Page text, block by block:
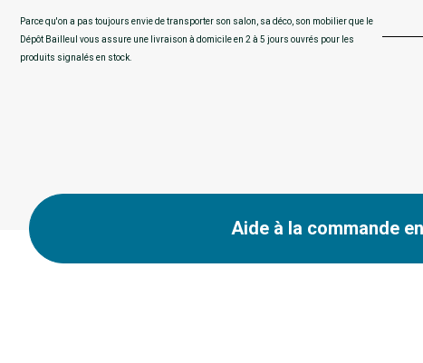
Parce qu'on a pas toujours envie de transporter son salon, sa déco, son mobilier que le
Dépôt Bailleul vous assure une livraison à domicile en 2 à 5 jours ouvrés pour les
produits signalés en stock.
Aide à la commande